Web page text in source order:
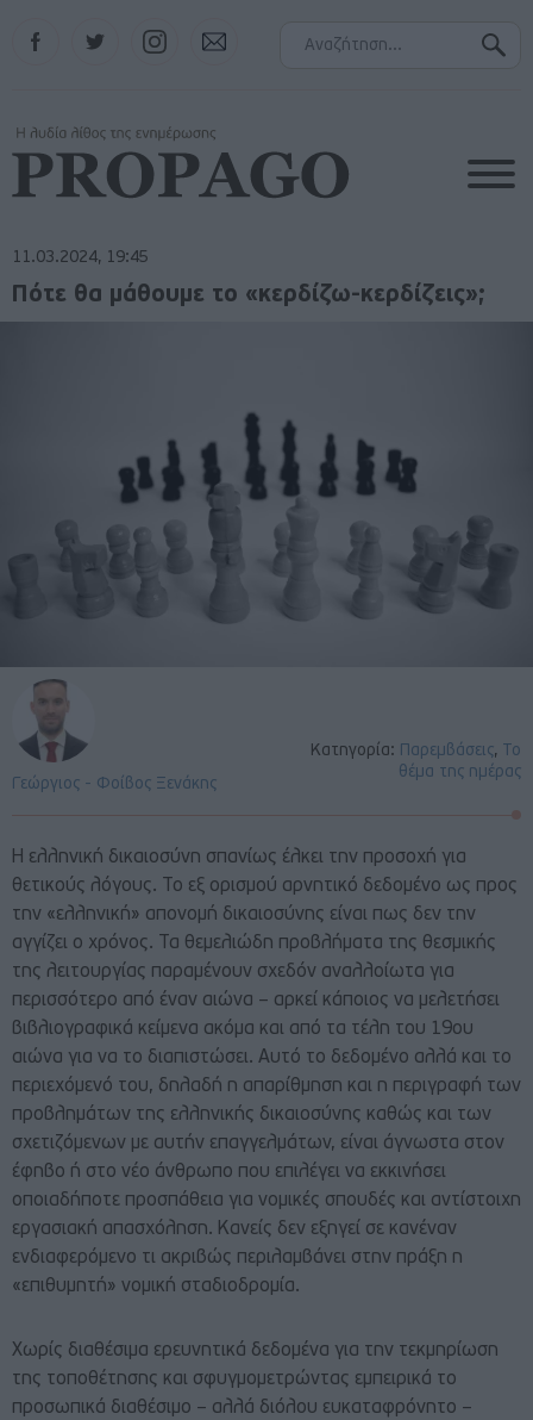
Instagram
11.03.2024, 19:45
Κατηγορία: Παρεμβάσεις, Το
θέμα της ημέρας
Γεώργιος - Φοίβος Ξενάκης
Πότε θα μάθουμε το «κερδίζω-κερδίζεις»;
Η ελληνική δικαιοσύνη σπανίως έλκει την προσοχή για
θετικούς λόγους. Το εξ ορισμού αρνητικό δεδομένο ως προς
την «ελληνική» απονομή δικαιοσύνης είναι πως δεν την
αγγίζει ο χρόνος. Τα θεμελιώδη προβλήματα της θεσμικής
της λειτουργίας παραμένουν σχεδόν αναλλοίωτα για
περισσότερο από έναν αιώνα – αρκεί κάποιος να μελετήσει
βιβλιογραφικά κείμενα ακόμα και από τα τέλη του 19ου
αιώνα για να το διαπιστώσει. Αυτό το δεδομένο αλλά και το
περιεχόμενό του, δηλαδή η απαρίθμηση και η περιγραφή των
προβλημάτων της ελληνικής δικαιοσύνης καθώς και των
σχετιζόμενων με αυτήν επαγγελμάτων, είναι άγνωστα στον
έφηβο ή στο νέο άνθρωπο που επιλέγει να εκκινήσει
οποιαδήποτε προσπάθεια για νομικές σπουδές και αντίστοιχη
εργασιακή απασχόληση. Κανείς δεν εξηγεί σε κανέναν
ενδιαφερόμενο τι ακριβώς περιλαμβάνει στην πράξη η
«επιθυμητή» νομική σταδιοδρομία.
Χωρίς διαθέσιμα ερευνητικά δεδομένα για την τεκμηρίωση
της τοποθέτησης και σφυγμομετρώντας εμπειρικά το
προσωπικά διαθέσιμο – αλλά διόλου ευκαταφρόνητο –